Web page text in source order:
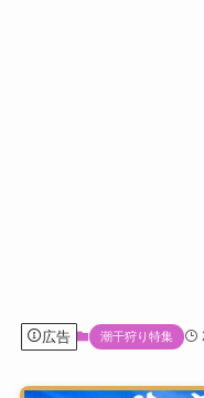
広告 潮干狩り特集